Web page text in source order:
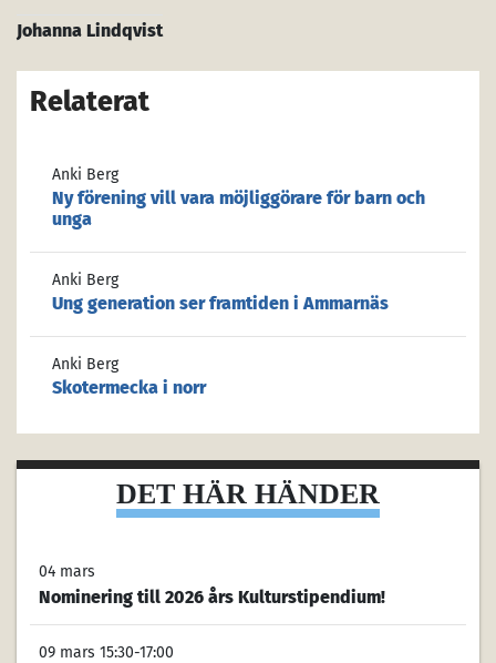
Johanna Lindqvist
Relaterat
Anki Berg
Ny förening vill vara möjliggörare för barn och
unga
Anki Berg
Ung generation ser framtiden i Ammarnäs
Anki Berg
Skotermecka i norr
DET HÄR HÄNDER
04 mars
Nominering till 2026 års Kulturstipendium!
09 mars 15:30-17:00